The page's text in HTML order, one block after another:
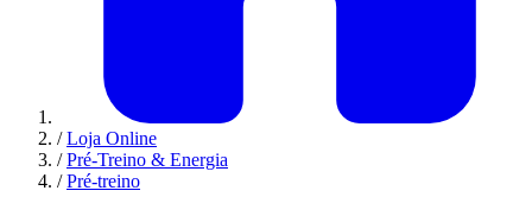
/ Loja Online
/ Pré-Treino & Energia
/ Pré-treino